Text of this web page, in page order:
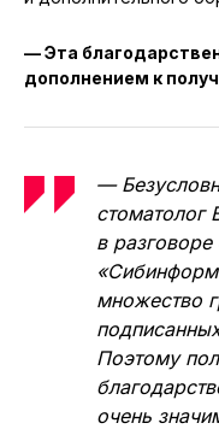
— Эта
дополнением к
—
стоматолог
в
множество
Поэтому
очень